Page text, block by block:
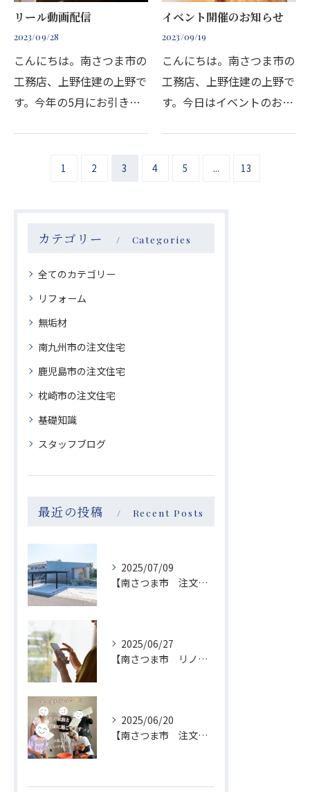
リール動画配信
2023/09/28
こんにちは。南さつま市の
工務店、上野住建の上野で
す。今年の5月にお引き渡
可否をお伺いしたところ、
イベント開催のお知らせ
2023/09/19
こんにちは。南さつま市の
工務店、上野住建の上野で
す。今日はイベントのお知
熱、そして自然素材にこだ
1 2 3 4 5 ... 13
カテゴリー Categories
全てのカテゴリー
リフォーム
無垢材
南九州市の注文住宅
鹿児島市の注文住宅
枕崎市の注文住宅
基礎知識
スタッフブログ
最近の投稿 Recent Posts
2025/07/09
【南さつま市 注文住宅】Instagramがバズり中？！
2025/06/27
【南さつま市 リノベーション】お問い合わせお礼
2025/06/20
【南さつま市 注文住宅】塗り壁体験レポート